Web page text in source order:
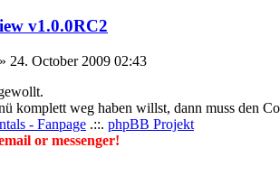
v1.0.0RC2
» 24. October 2009 02:43
komplett weg haben willst, dann muss den
- Fanpage .::. phpBB Projekt
or messenger!